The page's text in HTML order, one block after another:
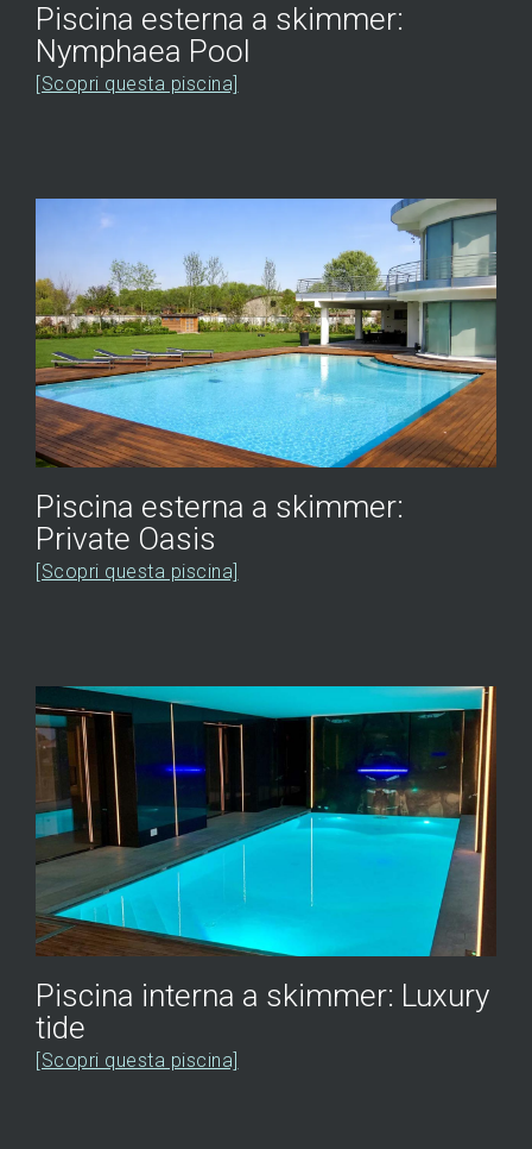
Piscina esterna a skimmer:
Nymphaea Pool
[Scopri questa piscina]
Piscina esterna a skimmer:
Private Oasis
[Scopri questa piscina]
Piscina interna a skimmer: Luxury
tide
[Scopri questa piscina]